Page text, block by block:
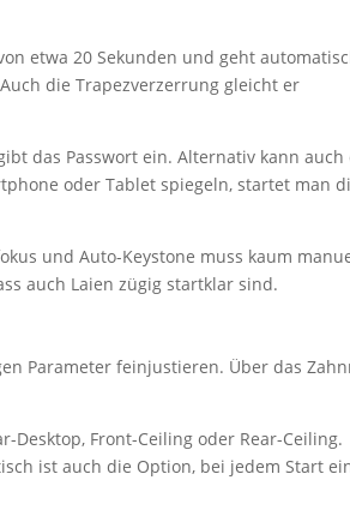
etwa 20 Sekunden und geht
die Trapezverzerrung gleicht er
das Passwort ein. Alternativ kann auch
oder Tablet spiegeln, startet man
und Auto-Keystone muss kaum
auch Laien zügig startklar sind.
Parameter feinjustieren. Über das
Desktop, Front-Ceiling oder Rear-Ceiling.
ist auch die Option, bei jedem Start